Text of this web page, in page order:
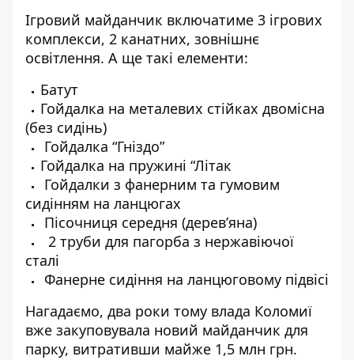
Ігровий майданчик включатиме 3 ігрових
комплекси, 2 канатних, зовнішнє
освітлення. А ще такі елементи:
Батут
Гойдалка на металевих стійках двомісна
(без сидінь)
Гойдалка “Гніздо”
Гойдалка на пружині “Літак
Гойдалки з фанерним та гумовим
сидінням на ланцюгах
Пісочниця середня (дерев’яна)
2 труби для пагорба з нержавіючої
сталі
Фанерне сидіння на ланцюговому підвісі
Нагадаємо, два роки тому влада Коломиї
вже закуповувала новий майданчик для
парку, витративши майже 1,5 млн грн.